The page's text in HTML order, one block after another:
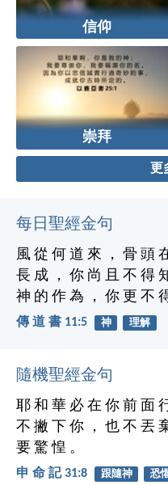
信仰
崇拜
更
每日聖經金句
風 從 何 道 來 ， 骨 頭
長 成 ， 你 尚 且 不 得
神 的 作 為 ， 你 更 不
傳 道 書 11:5 神 理解
隨機聖經金句
耶 和 華 必 在 你 前 面
不 撇 下 你 ， 也 不 丟
要 驚 惶 。
申 命 記 31:8 跟隨神 恐